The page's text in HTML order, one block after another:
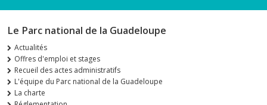
Le Parc national de la Guadeloupe
Actualités
Offres d'emploi et stages
Recueil des actes administratifs
L'équipe du Parc national de la Guadeloupe
La charte